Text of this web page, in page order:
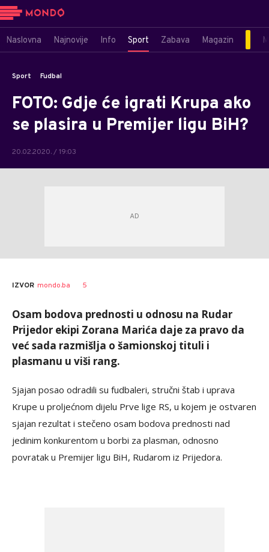
Naslovna Najnovije Info Sport Zabava Magazin
Sport Fudbal
FOTO: Gdje će igrati Krupa ako
se plasira u Premijer ligu BiH?
20.02.2020. / 19:03
IZVOR mondo.ba 5
Osam bodova prednosti u odnosu na Rudar
Prijedor ekipi Zorana Marića daje za pravo da
već sada razmišlja o šamionskoj tituli i
plasmanu u viši rang.
Sjajan posao odradili su fudbaleri, stručni štab i uprava
Krupe u proljećnom dijelu Prve lige RS, u kojem je ostvaren
sjajan rezultat i stečeno osam bodova prednosti nad
jedinim konkurentom u borbi za plasman, odnosno
povratak u Premijer ligu BiH, Rudarom iz Prijedora.